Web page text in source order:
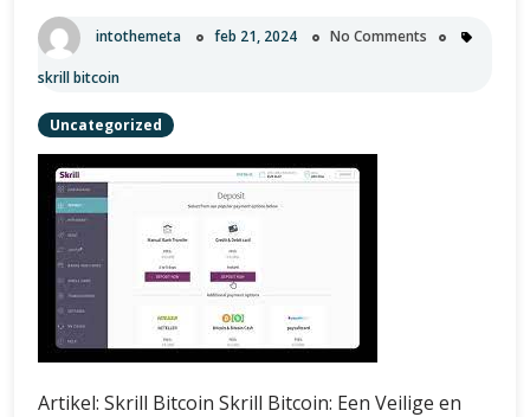
intothemeta feb 21, 2024 No Comments
skrill bitcoin
Uncategorized
Artikel: Skrill Bitcoin Skrill Bitcoin: Een Veilige en